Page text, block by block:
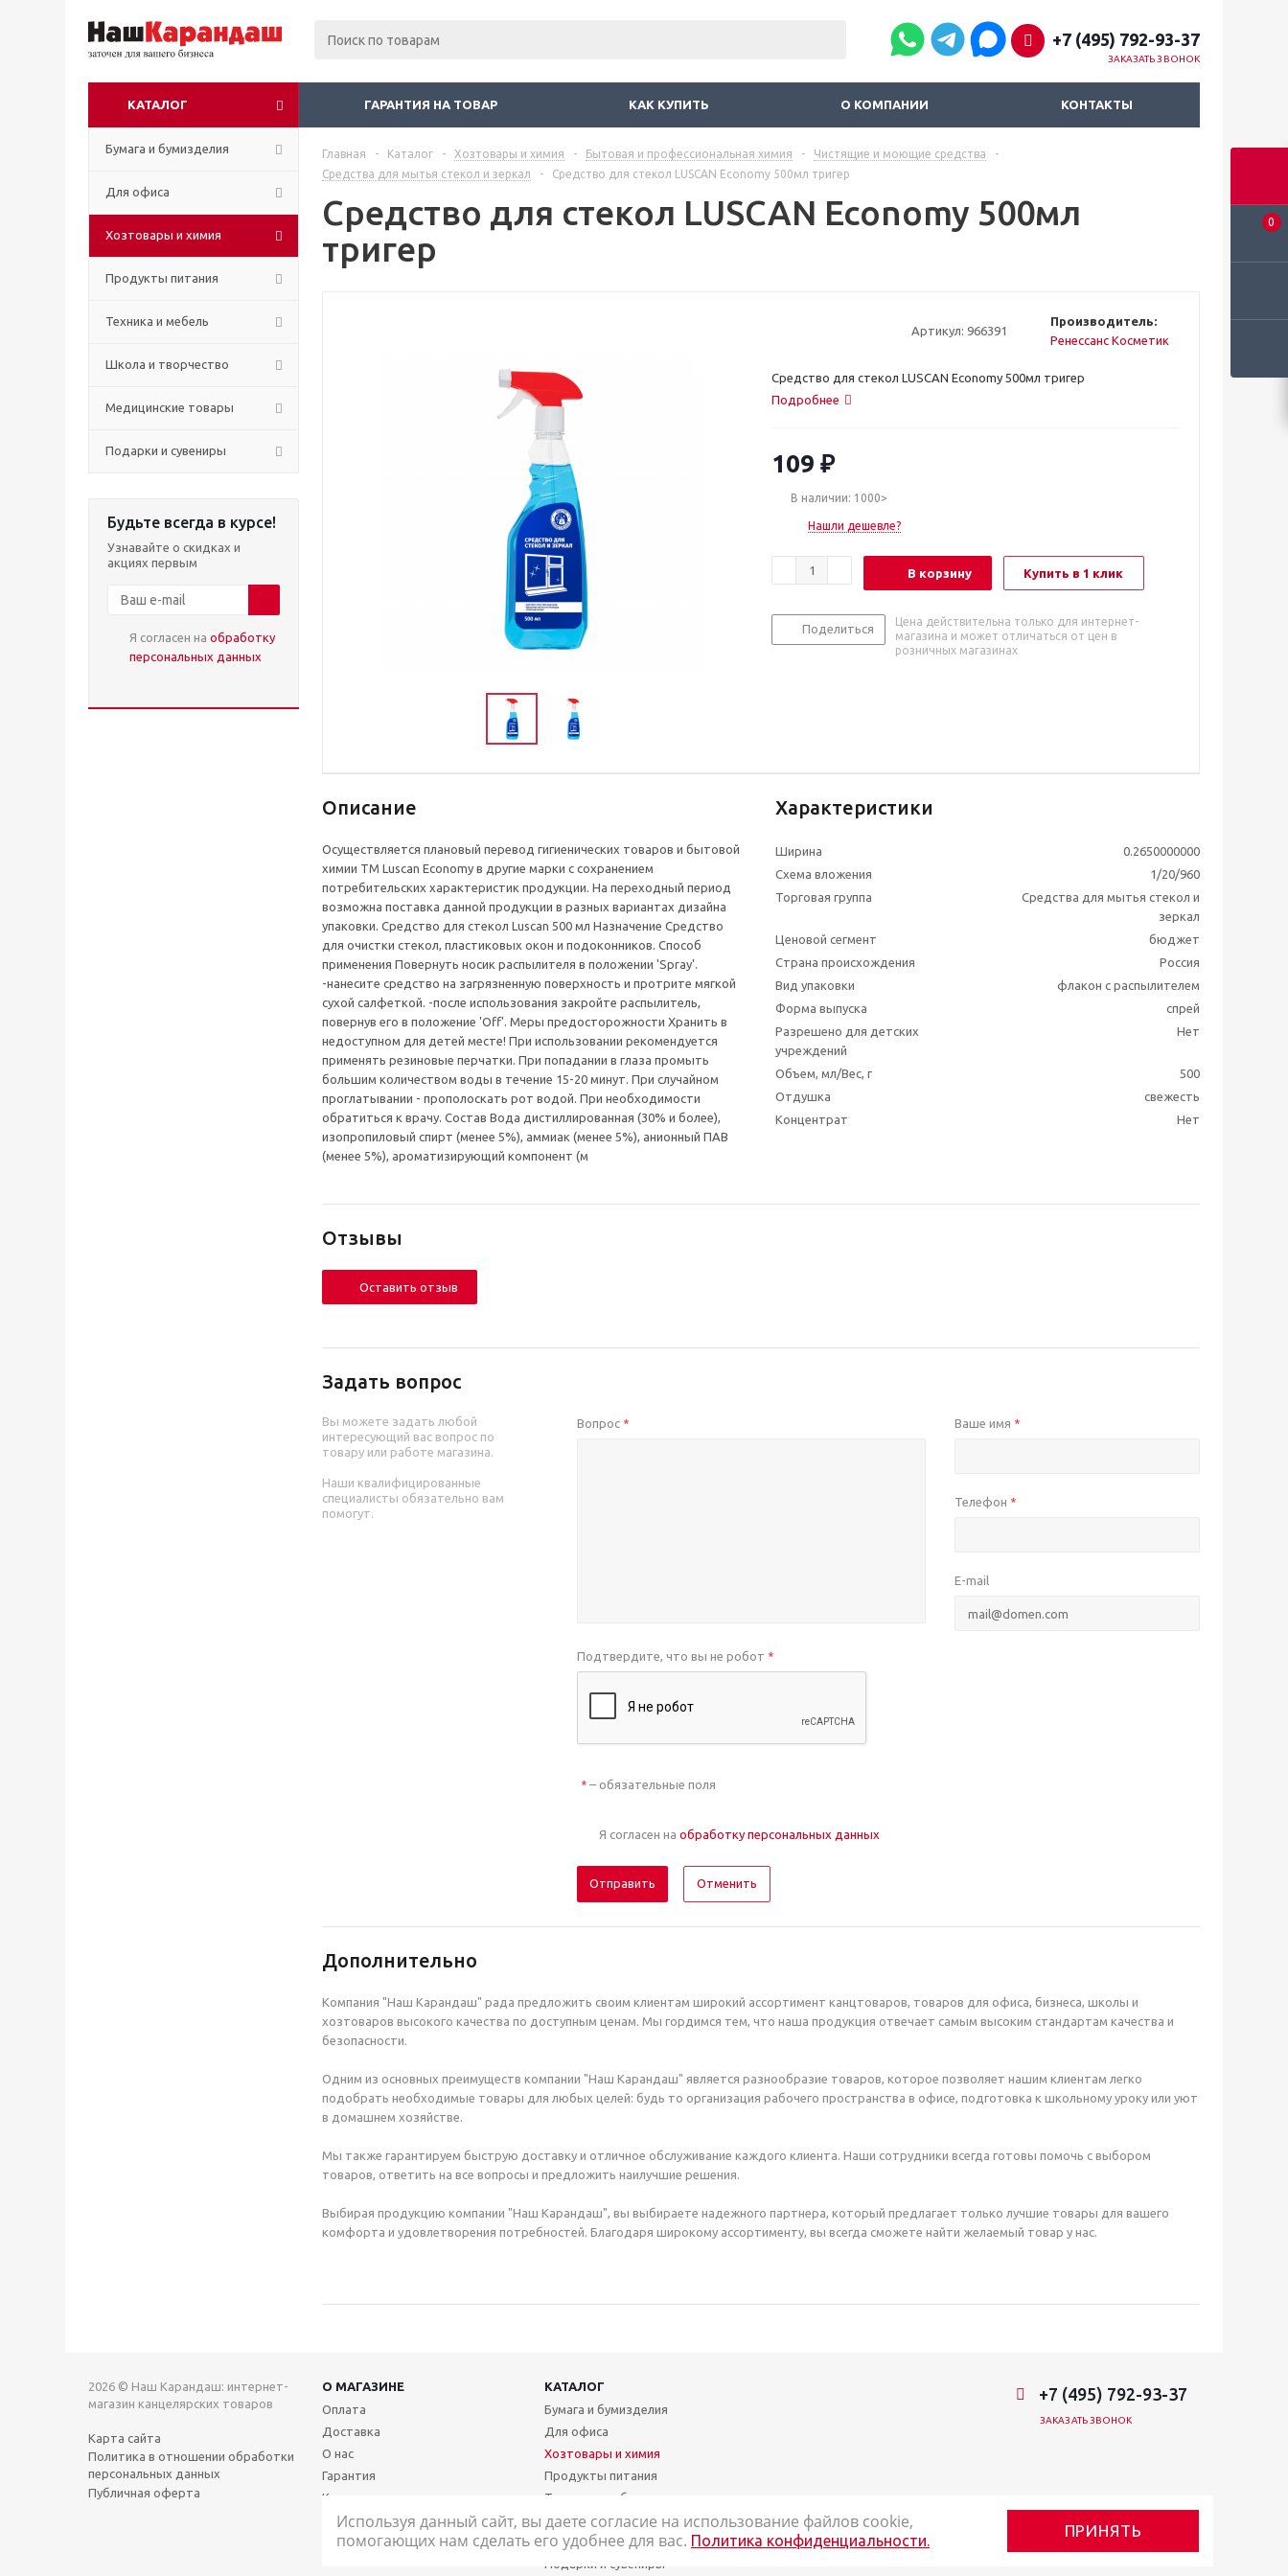
0
+7 (495) 792-93-37
ЗАКАЗАТЬ ЗВОНОК
КАТАЛОГ ГАРАНТИЯ НА ТОВАР КАК КУПИТЬ О КОМПАНИИ КОНТАКТЫ
Бумага и бумизделия
Для офиса
Хозтовары и химия
Продукты питания
Техника и мебель
Школа и творчество
Медицинские товары
Подарки и сувениры
Будьте всегда в курсе!
Узнавайте о скидках и
акциях первым
Я согласен на обработку
персональных данных
Главная - Каталог - Хозтовары и химия - Бытовая и профессиональная химия - Чистящие и моющие средства
-
Средства для мытья стекол и зеркал
- Средство для стекол LUSCAN Economy 500мл тригер
Средство для стекол LUSCAN Economy 500мл
тригер
Артикул: 966391
Производитель:
Ренессанс Косметик
Средство для стекол LUSCAN Economy 500мл тригер
Подробнее
109 ₽
В наличии: 1000>
Нашли дешевле?
В корзину Купить в 1 клик
Поделиться
Цена действительна только для интернет-
магазина и может отличаться от цен в
розничных магазинах
Описание
Осуществляется плановый перевод гигиенических товаров и бытовой
химии ТМ Luscan Economy в другие марки с сохранением
потребительских характеристик продукции. На переходный период
возможна поставка данной продукции в разных вариантах дизайна
упаковки. Средство для стекол Luscan 500 мл Назначение Средство
для очистки стекол, пластиковых окон и подоконников. Способ
применения Повернуть носик распылителя в положении 'Spray'.
-нанесите средство на загрязненную поверхность и протрите мягкой
сухой салфеткой. -после использования закройте распылитель,
повернув его в положение 'Off'. Меры предосторожности Хранить в
недоступном для детей месте! При использовании рекомендуется
применять резиновые перчатки. При попадании в глаза промыть
большим количеством воды в течение 15-20 минут. При случайном
проглатывании - прополоскать рот водой. При необходимости
обратиться к врачу. Состав Вода дистиллированная (30% и более),
изопропиловый спирт (менее 5%), аммиак (менее 5%), анионный ПАВ
(менее 5%), ароматизирующий компонент (м
Характеристики
Ширина
0.2650000000
Схема вложения
1/20/960
Торговая группа
Средства для мытья стекол и
зеркал
Ценовой сегмент
бюджет
Страна происхождения
Россия
Вид упаковки
флакон с распылителем
Форма выпуска
спрей
Разрешено для детских
учреждений
Нет
Объем, мл/Вес, г
500
Отдушка
свежесть
Концентрат
Нет
Отзывы
Оставить отзыв
Задать вопрос
Вы можете задать любой
интересующий вас вопрос по
товару или работе магазина.
Наши квалифицированные
специалисты обязательно вам
помогут.
Вопрос * Ваше имя *
Телефон *
E-mail
Подтвердите, что вы не робот *
*– обязательные поля
Я согласен на обработку персональных данных
Отменить
Дополнительно
Компания "Наш Карандаш" рада предложить своим клиентам широкий ассортимент канцтоваров, товаров для офиса, бизнеса, школы и
хозтоваров высокого качества по доступным ценам. Мы гордимся тем, что наша продукция отвечает самым высоким стандартам качества и
безопасности.
Одним из основных преимуществ компании "Наш Карандаш" является разнообразие товаров, которое позволяет нашим клиентам легко
подобрать необходимые товары для любых целей: будь то организация рабочего пространства в офисе, подготовка к школьному уроку или уют
в домашнем хозяйстве.
Мы также гарантируем быструю доставку и отличное обслуживание каждого клиента. Наши сотрудники всегда готовы помочь с выбором
товаров, ответить на все вопросы и предложить наилучшие решения.
Выбирая продукцию компании "Наш Карандаш", вы выбираете надежного партнера, который предлагает только лучшие товары для вашего
комфорта и удовлетворения потребностей. Благодаря широкому ассортименту, вы всегда сможете найти желаемый товар у нас.
2026 © Наш Карандаш: интернет-
магазин канцелярских товаров
Карта сайта
Политика в отношении обработки
персональных данных
Публичная оферта
О МАГАЗИНЕ
КАТАЛОГ
Оплата
Доставка
О нас
Гарантия
Контакты
Бумага и бумизделия
Для офиса
Хозтовары и химия
Продукты питания
Техника и мебель
Школа и творчество
Медицинские товары
Подарки и сувениры
+7 (495) 792-93-37
ЗАКАЗАТЬ ЗВОНОК
Используя данный сайт, вы даете согласие на использование файлов cookie,
помогающих нам сделать его удобнее для вас. Политика конфиденциальности.
ПРИНЯТЬ